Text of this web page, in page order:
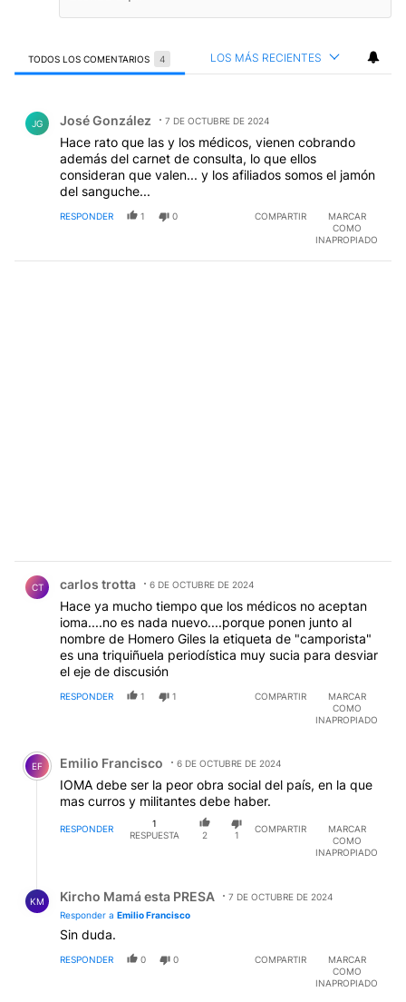
TODOS LOS COMENTARIOS 4 LOS MÁS RECIENTES
JG José González 7 DE OCTUBRE DE 2024
Hace rato que las y los médicos, vienen cobrando
además del carnet de consulta, lo que ellos
consideran que valen... y los afiliados somos el jamón
del sanguche...
RESPONDER 1 0 COMPARTIR
MARCAR
COMO
INAPROPIADO
CT carlos trotta 6 DE OCTUBRE DE 2024
Hace ya mucho tiempo que los médicos no aceptan
ioma....no es nada nuevo....porque ponen junto al
nombre de Homero Giles la etiqueta de "camporista"
es una triquiñuela periodística muy sucia para desviar
el eje de discusión
RESPONDER 1 1 COMPARTIR
MARCAR
COMO
INAPROPIADO
Comentario de Emilio Francisco.
EF Emilio Francisco 6 DE OCTUBRE DE 2024
IOMA debe ser la peor obra social del país, en la que
mas curros y militantes debe haber.
RESPONDER
1
RESPUESTA
2 1
COMPARTIR
MARCAR
COMO
INAPROPIADO
KM Kircho Mamá esta PRESA
7 DE OCTUBRE DE 2024
Responder a Emilio Francisco
Sin duda.
RESPONDER 0 0 COMPARTIR
MARCAR
COMO
INAPROPIADO